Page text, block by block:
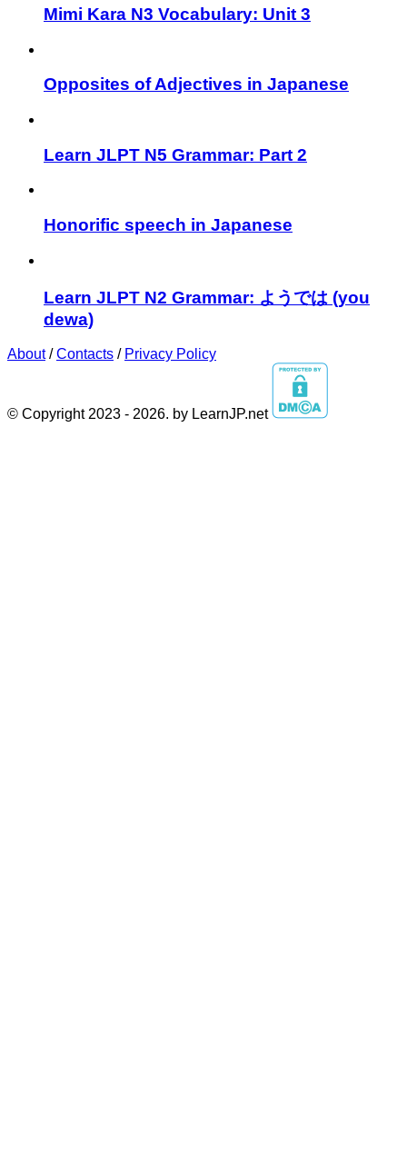
Mimi Kara N3 Vocabulary: Unit 3
Opposites of Adjectives in Japanese
Learn JLPT N5 Grammar: Part 2
Honorific speech in Japanese
Learn JLPT N2 Grammar: ようでは (you
dewa)
About/Contacts / Privacy Policy
© Copyright 2023 - 2026. by LearnJP.net